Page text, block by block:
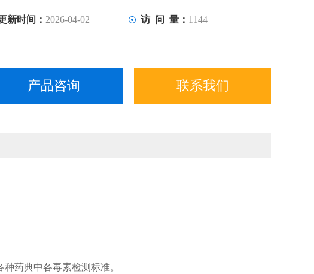
新时间： 2026-04-02 访 问 量： 1144
产品咨询 联系我们
药典中各毒素检测标准。